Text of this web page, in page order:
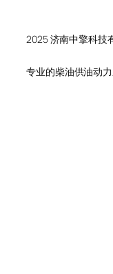
2025 济南中擎科技
专业的柴油供油动